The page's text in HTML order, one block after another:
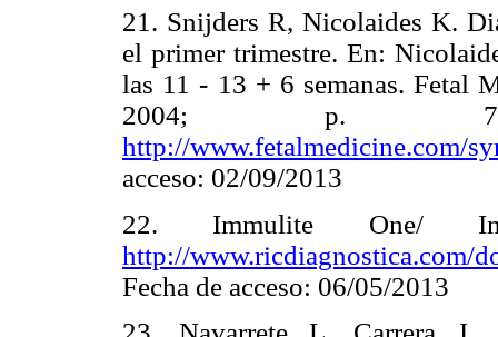
21. Snijders R, Nicolaides K.
el primer trimestre. En:
las 11 - 13 + 6 semanas. Fetal
2004; p. 7-
http://www.fetalmedicine.com/
acceso: 02/09/2013
22. Immulite One/
http://www.ricdiagnostica.com/
Fecha de acceso: 06/05/2013